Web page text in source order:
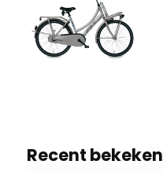
Recent bekeken